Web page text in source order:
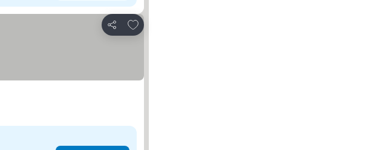
Compartir
Añadir a favoritos